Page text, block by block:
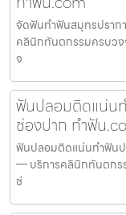
จัดฟันทำฟันสมุทรปราก
คลินิกทันตกรรมครบวง
จ
ฟันปลอมติดแน่น
ช่องปาก ทำฟัน
ฟันปลอมติดแน่นทำฟันป
— บริการคลินิกทันตกร
ช่